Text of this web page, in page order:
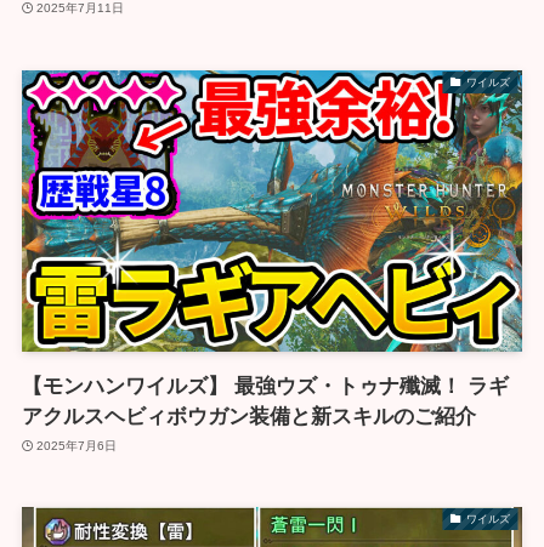
2025年7月11日
ワイルズ
【モンハンワイルズ】 最強ウズ・トゥナ殲滅！ ラギ
アクルスヘビィボウガン装備と新スキルのご紹介
2025年7月6日
ワイルズ